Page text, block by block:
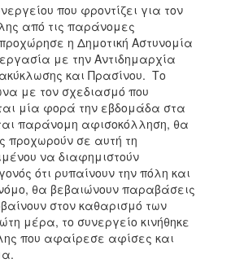
που φροντίζει για τον
από τις παράνομες
η Δημοτική Αστυνομία
με την Αντιδημαρχία
και Πρασίνου. Το
με τον σχεδιασμό που
μία φορά την εβδομάδα στα
παράνομη αφισοκόλληση, θα
προχωρούν σε αυτή τη
να διαφημιστούν
ότι ρυπαίνουν την πόλη και
θα βεβαιώνουν παραβάσεις
στον καθαρισμό των
μέρα, το συνεργείο κινήθηκε
που αφαίρεσε αφίσες και